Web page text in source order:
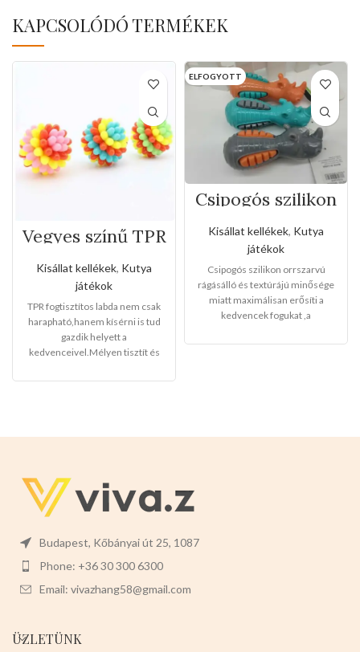
KAPCSOLÓDÓ TERMÉKEK
Vegyes színű TPR
fogtisztítos labda
Kisállat kellékek, Kutya
játékok
TPR fogtisztítos labda nem csak
harapható,hanem kísérni is tud
gazdik helyett a
kedvenceivel.Mélyen tisztít és
rugalmassága.Mérete: 8cmEz
ELFOGYOTT
Csipogós szilikon
orrszarvú
Kisállat kellékek, Kutya
játékok
Csipogós szilikon orrszarvú
rágásálló és textúrájú minősége
miatt maximálisan erősíti a
kedvencek fogukat ,a
köszönhetően a kedvencek
SZÜRKE12db-osak a csomaglás
Budapest, Kőbányai út 25, 1087
Phone: +36 30 300 6300
Email: vivazhang58@gmail.com
ÜZLETÜNK